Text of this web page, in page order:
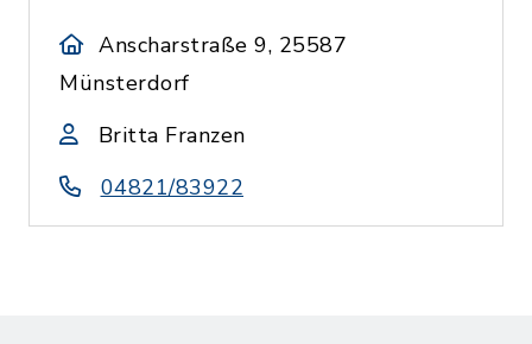
Anscharstraße 9, 25587
Münsterdorf
Britta Franzen
04821/83922